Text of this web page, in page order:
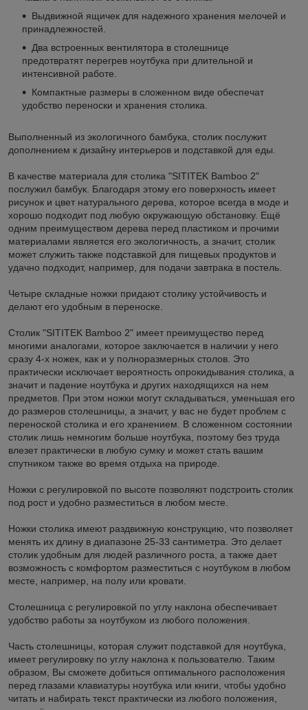
Выдвижной ящичек для надежного хранения мелочей и
принадлежностей.
Два встроенных вентилятора в столешнице
предотвратят перегрев ноутбука при длительной и
интенсивной работе.
Компактные размеры в сложенном виде обеспечат
удобство переноски и хранения столика.
Выполненный из экологичного бамбука, столик послужит
дополнением к дизайну интерьеров и подставкой для еды.
В качестве материала для столика "SITITEK Bamboo 2"
послужил бамбук. Благодаря этому его поверхность имеет
рисунок и цвет натурального дерева, которое всегда в моде и
хорошо подходит под любую окружающую обстановку. Ещё
одним преимуществом дерева перед пластиком и прочими
материалами является его экологичность, а значит, столик
может служить также подставкой для пищевых продуктов и
удачно подходит, например, для подачи завтрака в постель.
Четыре складные ножки придают столику устойчивость и
делают его удобным в переноске.
Столик "SITITEK Bamboo 2" имеет преимущество перед
многими аналогами, которое заключается в наличии у него
сразу 4-х ножек, как и у полноразмерных столов. Это
практически исключает вероятность опрокидывания столика, а
значит и падение ноутбука и других находящихся на нем
предметов. При этом ножки могут складываться, уменьшая его
до размеров столешницы, а значит, у вас не будет проблем с
переноской столика и его хранением. В сложенном состоянии
столик лишь немногим больше ноутбука, поэтому без труда
влезет практически в любую сумку и может стать вашим
спутником также во время отдыха на природе.
Ножки с регулировкой по высоте позволяют подстроить столик
под рост и удобно разместиться в любом месте.
Ножки столика имеют раздвижную конструкцию, что позволяет
менять их длину в диапазоне 25-33 сантиметра. Это делает
столик удобным для людей различного роста, а также дает
возможность с комфортом разместиться с ноутбуком в любом
месте, например, на полу или кровати.
Столешница с регулировкой по углу наклона обеспечивает
удобство работы за ноутбуком из любого положения.
Часть столешницы, которая служит подставкой для ноутбука,
имеет регулировку по углу наклона к пользователю. Таким
образом, Вы сможете добиться оптимального расположения
перед глазами клавиатуры ноутбука или книги, чтобы удобно
читать и набирать текст практически из любого положения,